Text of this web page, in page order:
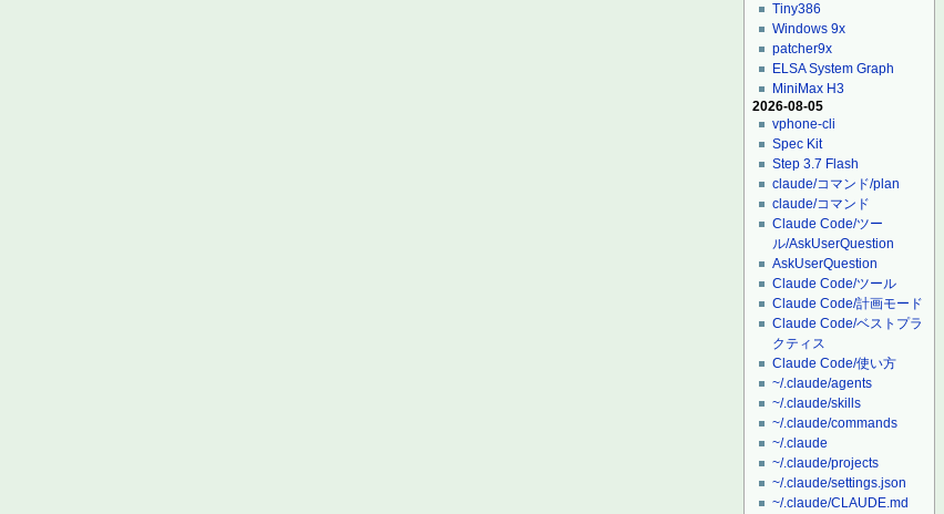
Tiny386
Windows 9x
patcher9x
ELSA System Graph
MiniMax H3
2026-08-05
vphone-cli
Spec Kit
Step 3.7 Flash
claude/コマンド/plan
claude/コマンド
Claude Code/ツー
ル/AskUserQuestion
AskUserQuestion
Claude Code/ツール
Claude Code/計画モード
Claude Code/ベストプラ
クティス
Claude Code/使い方
~/.claude/agents
~/.claude/skills
~/.claude/commands
~/.claude
~/.claude/projects
~/.claude/settings.json
~/.claude/CLAUDE.md